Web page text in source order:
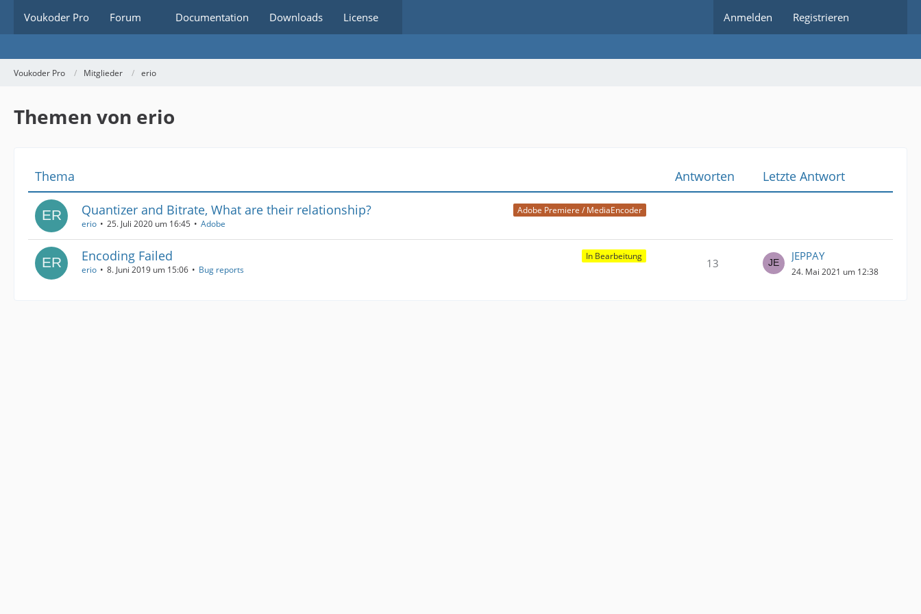
Voukoder Pro Forum Documentation Downloads License Anmelden Registrieren
Voukoder Pro Mitglieder erio
Themen von erio
Thema Antworten Letzte Antwort
Adobe Premiere / MediaEncoder
Quantizer and Bitrate, What are their relationship?
erio 25. Juli 2020 um 16:45 Adobe
In Bearbeitung
Encoding Failed
erio 8. Juni 2019 um 15:06 Bug reports 13
JEPPAY
24. Mai 2021 um 12:38